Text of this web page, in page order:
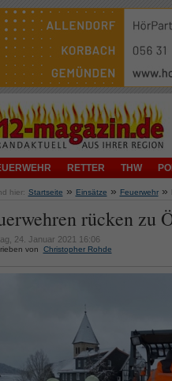
RETTER THW
hier: Startseite » Einsätze » Feuerwehr »
rücken zu
24. Januar 2021 16:06
von Christopher Rohde